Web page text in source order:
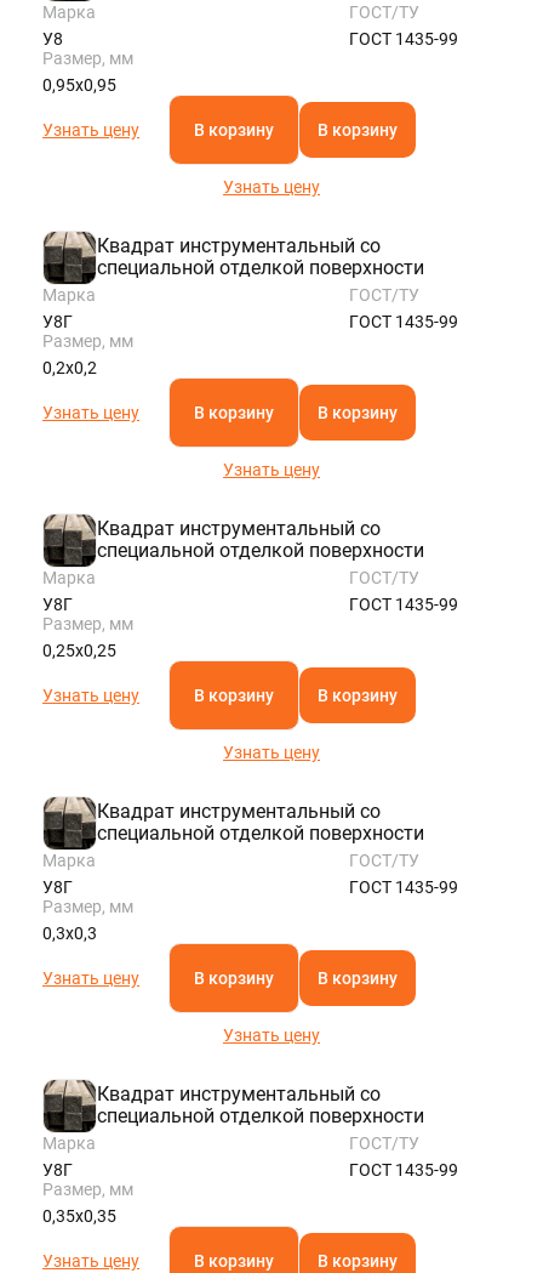
Марка
У8
ГОСТ/ТУ
ГОСТ 1435-99
Размер, мм
0,95х0,95
Узнать цену В корзину В корзину
Узнать цену
Квадрат инструментальный со
специальной отделкой поверхности
Марка
У8Г
ГОСТ/ТУ
ГОСТ 1435-99
Размер, мм
0,2х0,2
Узнать цену В корзину В корзину
Узнать цену
Квадрат инструментальный со
специальной отделкой поверхности
Марка
У8Г
ГОСТ/ТУ
ГОСТ 1435-99
Размер, мм
0,25х0,25
Узнать цену В корзину В корзину
Узнать цену
Квадрат инструментальный со
специальной отделкой поверхности
Марка
У8Г
ГОСТ/ТУ
ГОСТ 1435-99
Размер, мм
0,3х0,3
Узнать цену В корзину В корзину
Узнать цену
Квадрат инструментальный со
специальной отделкой поверхности
Марка
У8Г
ГОСТ/ТУ
ГОСТ 1435-99
Размер, мм
0,35х0,35
Узнать цену В корзину В корзину